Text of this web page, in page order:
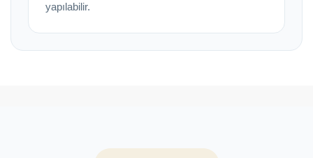
yapılabilir.